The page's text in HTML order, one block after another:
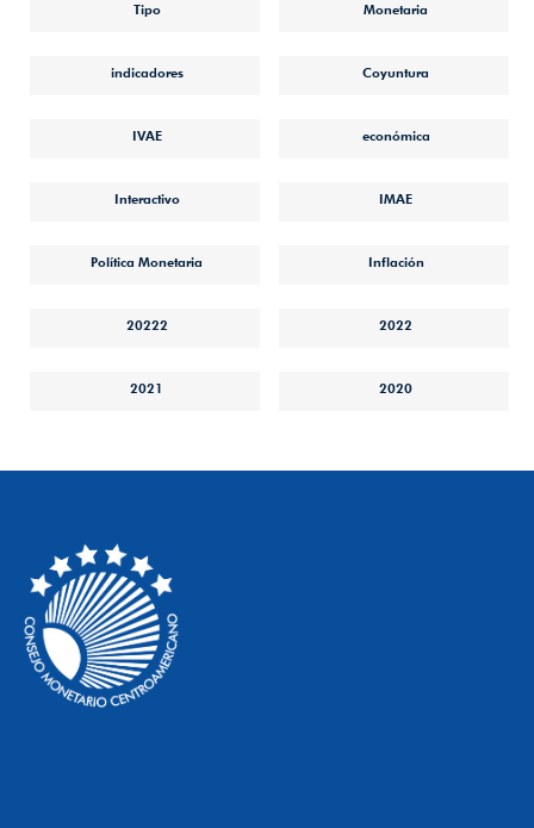
Tipo Monetaria
indicadores Coyuntura
IVAE económica
Interactivo IMAE
Política Monetaria Inflación
20222 2022
2021 2020